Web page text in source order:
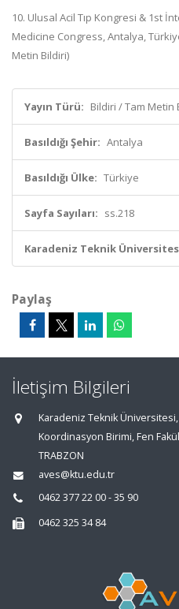
10. Ulusal Acil Tıp Kongresi & 1st
Medicine Congress, Antalya,
Metin Bildiri)
Yayın Türü: Bildiri / Tam Metin
Basıldığı Şehir: Antalya
Basıldığı Ülke: Türkiye
Sayfa Sayıları: ss.218
Karadeniz Teknik
Paylaş
İletişim Bilgileri
Karadeniz Teknik
Koordinasyon Birimi, Fen
TRABZON
aves@ktu.edu.tr
0462 377 22 00 - 35 90
0462 325 34 84